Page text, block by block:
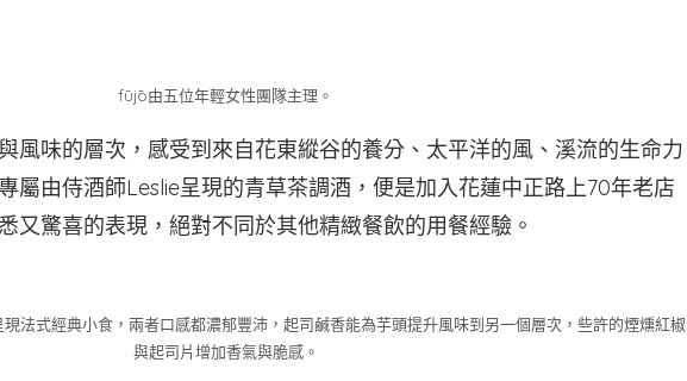
fūjō由五位年輕女性團隊主理。
風味的層次，感受到來自花東縱谷的養分、太平洋的風、溪流的生命力
屬由侍酒師Leslie呈現的青草茶調酒，便是加入花蓮中正路上70年老店
又驚喜的表現，絕對不同於其他精緻餐飲的用餐經驗。
法式經典小食，兩者口感都濃郁豐沛，起司鹹香能為芋頭提升風味到另一個層次，些許的煙燻紅椒
與起司片增加香氣與脆感。